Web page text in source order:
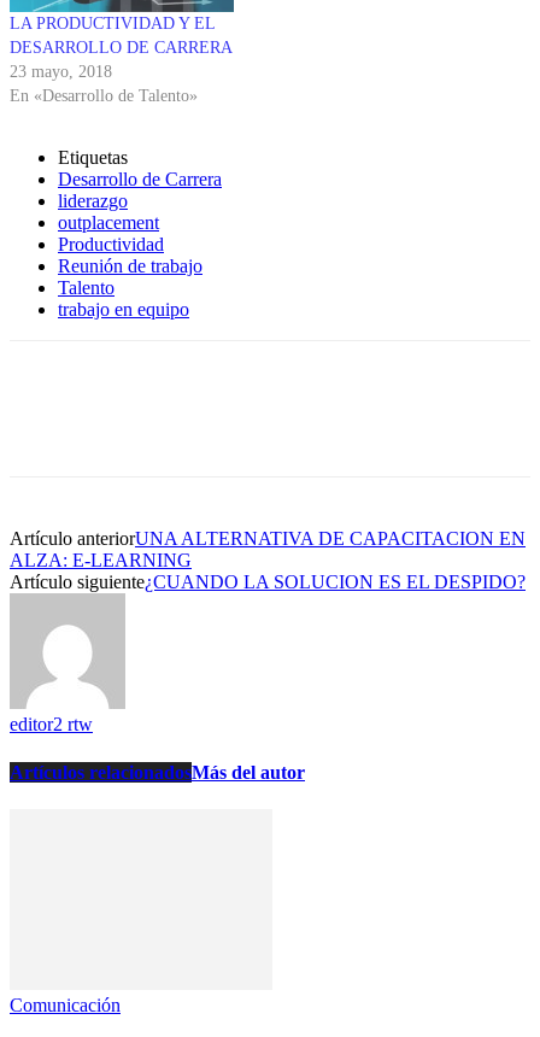
LA PRODUCTIVIDAD Y EL
DESARROLLO DE CARRERA
23 mayo, 2018
En «Desarrollo de Talento»
Etiquetas
Desarrollo de Carrera
liderazgo
outplacement
Productividad
Reunión de trabajo
Talento
trabajo en equipo
Artículo anteriorUNA ALTERNATIVA DE CAPACITACION EN
ALZA: E-LEARNING
Artículo siguiente¿CUANDO LA SOLUCION ES EL DESPIDO?
editor2 rtw
Artículos relacionadosMás del autor
Comunicación